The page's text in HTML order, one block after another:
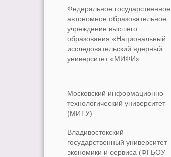
Федеральное государственное
автономное образовательное
учреждение высшего
образования «Национальный
исследовательский ядерный
университет «МИФИ»
Московский информационно-
технологический университет
(МИТУ)
Владивостокский
государственный университет
экономики и сервиса (ФГБОУ